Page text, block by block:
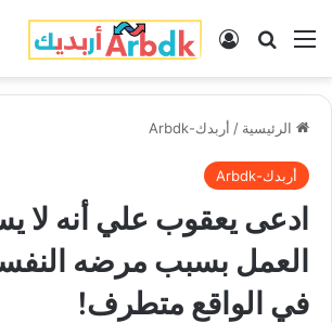
القائمة بحث عنتسجيل الدخول
الرئيسية / أربدك-Arbdk
أربدك-Arbdk
ادعى يعقوب علي أنه لا
العمل بسبب مرضه
في الواقع متطرف!